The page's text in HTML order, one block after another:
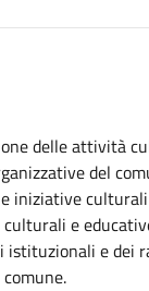
delle attività
del
iniziative
e
istituzionali e dei